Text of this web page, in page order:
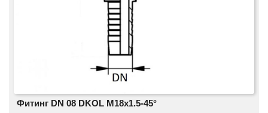
Фитинг DN 08 DKOL M18x1.5-45°